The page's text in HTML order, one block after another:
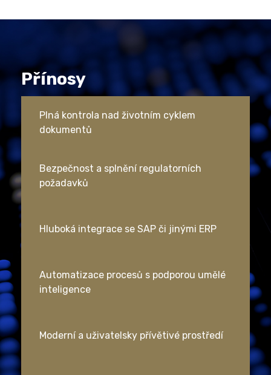
Přínosy
Plná kontrola nad životním cyklem
dokumentů
Bezpečnost a splnění regulatorních
požadavků
Hluboká integrace se SAP či jinými ERP
Automatizace procesů s podporou umělé
inteligence
Moderní a uživatelsky přívětivé prostředí